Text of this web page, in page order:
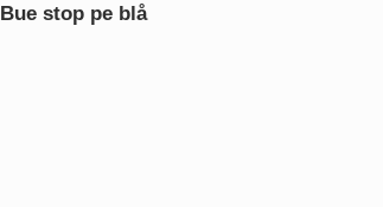
Bue stop pe blå